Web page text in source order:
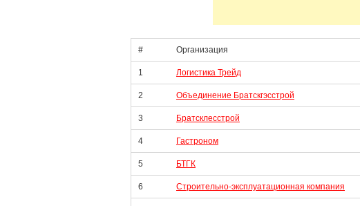
# Организация
1 Логистика Трейд
2 Объединение Братскгэсстрой
3 Братсклесстрой
4 Гастроном
5 БТГК
6 Строительно-эксплуатационная компания